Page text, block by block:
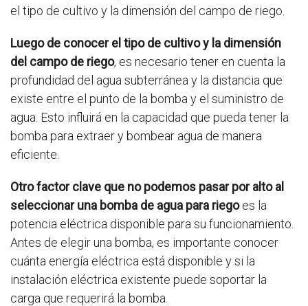
el tipo de cultivo y la dimensión del campo de riego.
Luego de conocer el tipo de cultivo y la dimensión
del campo de riego, es necesario tener en cuenta la
profundidad del agua subterránea y la distancia que
existe entre el punto de la bomba y el suministro de
agua. Esto influirá en la capacidad que pueda tener la
bomba para extraer y bombear agua de manera
eficiente.
Otro factor clave que no podemos pasar por alto al
seleccionar una bomba de agua para riegoes la
potencia eléctrica disponible para su funcionamiento.
Antes de elegir una bomba, es importante conocer
cuánta energía eléctrica está disponible y si la
instalación eléctrica existente puede soportar la
carga que requerirá la bomba.